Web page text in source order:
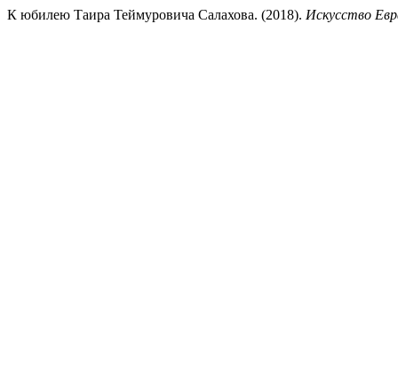
К юбилею Таира Теймуровича Салахова. (2018). Искусство